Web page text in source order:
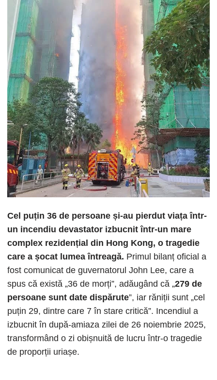
Cel puțin 36 de persoane și-au pierdut viața într-
un incendiu devastator izbucnit într-un mare
complex rezidențial din Hong Kong, o tragedie
care a șocat lumea întreagă. Primul bilanț oficial a
fost comunicat de guvernatorul John Lee, care a
spus că există „36 de morți”, adăugând că „279 de
persoane sunt date dispărute”, iar răniții sunt „cel
puțin 29, dintre care 7 în stare critică”. Incendiul a
izbucnit în după-amiaza zilei de 26 noiembrie 2025,
transformând o zi obișnuită de lucru într-o tragedie
de proporții uriașe.